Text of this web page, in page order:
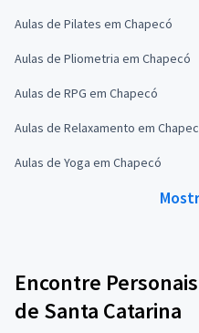
Aulas de Pilates em Chapecó
Aulas de Pliometria em Chapecó
Aulas de RPG em Chapecó
Aulas de Relaxamento em
Aulas de Yoga em Chapecó
Encontre
de Santa Catarina